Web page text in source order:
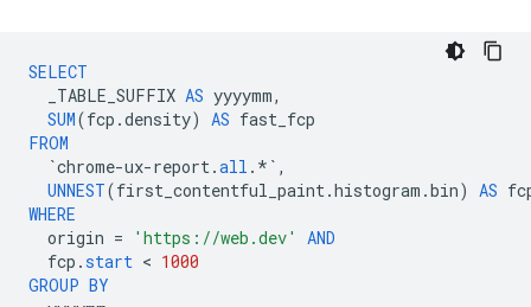
SELECT
_TABLE_SUFFIX AS yyyymm,
SUM(fcp .density) AS fast_fcp
FROM
`chrome-ux-report.all . *` ,
UNNEST(first_contentful_paint.histogram .bin) AS
WHERE
origin = 'https://web.dev'
AND
fcp .start < 1000
GROUP BY